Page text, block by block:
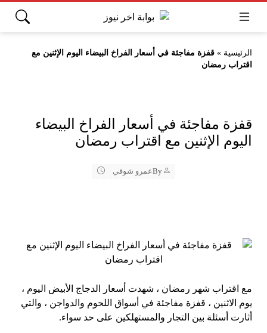
الرئيسية » قفزة مفاجئة في أسعار الفراخ البيضاء اليوم الإثنين مع
اقتراب رمضان
قفزة مفاجئة في أسعار الفراخ البيضاء
اليوم الإثنين مع اقتراب رمضان
Byعمرو شوقي
مع اقتراب شهر رمضان ، شهدت أسعار الدجاج الأبيض اليوم ،
يوم الاثنين ، قفزة مفاجئة في أسواق اللحوم والدواجن ، والتي
أثارت أسئلة بين التجار والمستهلكين على حد سواء.